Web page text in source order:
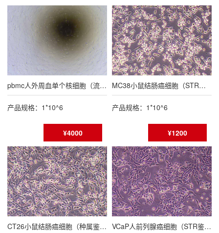
pbmc人外周血单个核细胞（流式鉴定报告）
产品规格：1*10^6
¥4000
MC38小鼠结肠癌细胞（STR鉴定报告/种属鉴定报告）
产品规格：1*10^6
¥1200
CT26小鼠结肠癌细胞（种属鉴定报告/STR鉴定报告） VCaP人前列腺癌细胞（STR鉴定报告）